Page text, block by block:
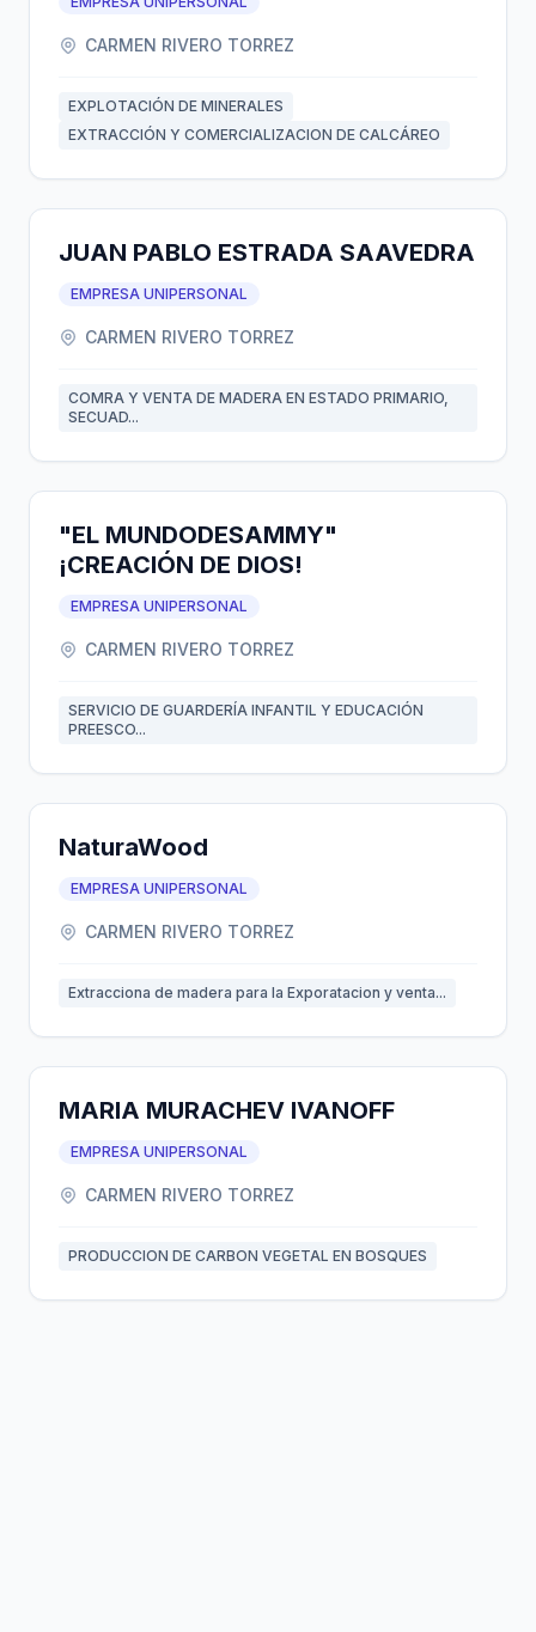
CARMEN RIVERO TORREZ
EXPLOTACIÓN DE MINERALES
EXTRACCIÓN Y COMERCIALIZACION DE CALCÁREO
JUAN PABLO ESTRADA SAAVEDRA
EMPRESA UNIPERSONAL
CARMEN RIVERO TORREZ
COMRA Y VENTA DE MADERA EN ESTADO PRIMARIO,
SECUAD...
"EL MUNDODESAMMY"
¡CREACIÓN DE DIOS!
EMPRESA UNIPERSONAL
CARMEN RIVERO TORREZ
SERVICIO DE GUARDERÍA INFANTIL Y EDUCACIÓN
PREESCO...
NaturaWood
EMPRESA UNIPERSONAL
CARMEN RIVERO TORREZ
Extracciona de madera para la Exporatacion y venta...
MARIA MURACHEV IVANOFF
EMPRESA UNIPERSONAL
CARMEN RIVERO TORREZ
PRODUCCION DE CARBON VEGETAL EN BOSQUES